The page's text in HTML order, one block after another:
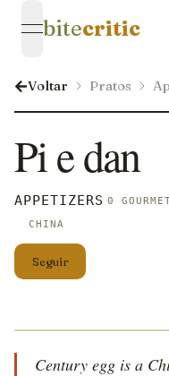
open navigation
bitecritic
Voltar Pratos
Pi e dan
APPETIZERS 0
CHINA
Seguir
Century egg is a